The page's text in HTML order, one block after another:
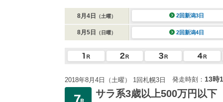
8月4日 （土曜） 2回新潟3日
8月5日 （日曜） 2回新潟4日
2018年8月4日（土曜） 1回札幌3日 発走時刻： 13時
サラ系3歳以上500万円以下